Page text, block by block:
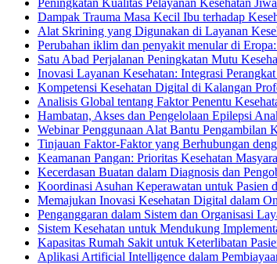
Dampak Trauma Masa Kecil Ibu terhadap
Alat Skrining yang Digunakan di Layanan
Perubahan iklim dan penyakit menular di
Satu Abad Perjalanan Peningkatan Mutu
Inovasi Layanan Kesehatan: Integrasi
Kompetensi Kesehatan Digital di Kalangan
Analisis Global tentang Faktor Penentu
Hambatan, Akses dan Pengelolaan Epilepsi
Webinar Penggunaan Alat Bantu
Tinjauan Faktor-Faktor yang Berhubungan
Keamanan Pangan: Prioritas Kesehatan
Kecerdasan Buatan dalam Diagnosis dan
Koordinasi Asuhan Keperawatan untuk Pasien
Memajukan Inovasi Kesehatan Digital dalam
Penganggaran dalam Sistem dan Organisasi
Sistem Kesehatan untuk Mendukung
Kapasitas Rumah Sakit untuk Keterlibatan
Aplikasi Artificial Intelligence dalam